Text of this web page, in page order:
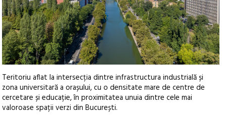
Teritoriu aflat la intersecția dintre infrastructura industrială și
zona universitară a orașului, cu o densitate mare de centre de
cercetare și educație, în proximitatea unuia dintre cele mai
valoroase spații verzi din București.